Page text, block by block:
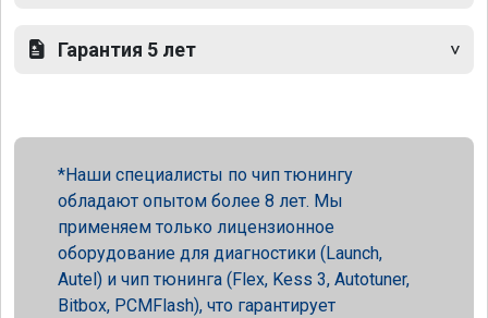
Гарантия 5 лет
Наши специалисты по чип тюнингу
обладают опытом более 8 лет. Мы
применяем только лицензионное
оборудование для диагностики (Launch,
Autel) и чип тюнинга (Flex, Kess 3, Autotuner,
Bitbox, PCMFlash), что гарантирует